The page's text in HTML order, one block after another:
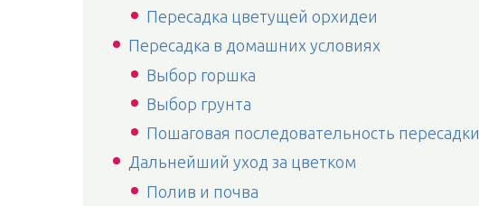
Пересадка цветущей орхидеи
Пересадка в домашних условиях
Выбор горшка
Выбор грунта
Пошаговая последовательность пересадки
Дальнейший уход за цветком
Полив и почва